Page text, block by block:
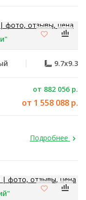
9.7x9.3
от 882 056 р.
от 1 558 088 р.
Подробнее